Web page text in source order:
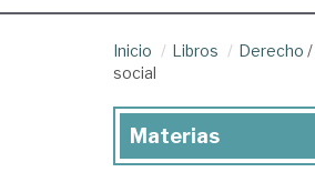
Inicio Libros Derecho /
social
Materias